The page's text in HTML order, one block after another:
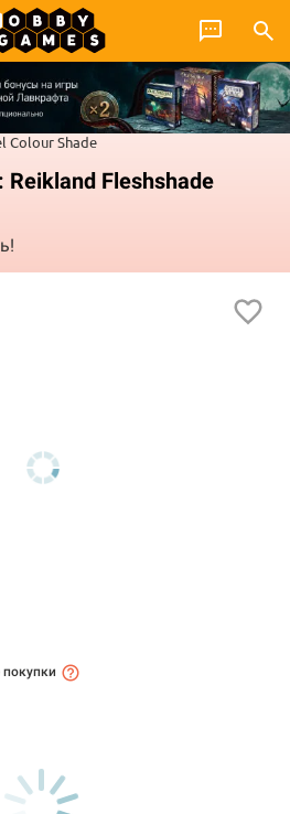
ColourShade
Reikland Fleshshade